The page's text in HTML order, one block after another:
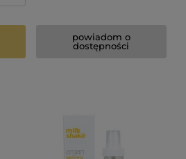
powiadom o
dostępności